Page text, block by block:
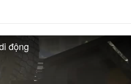
động